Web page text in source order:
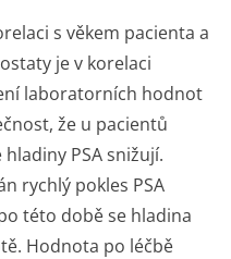
s věkem pacienta a
je v korelaci
laboratorních hodnot
že u pacientů
PSA snižují.
rychlý pokles PSA
této době se hladina
Hodnota po léčbě